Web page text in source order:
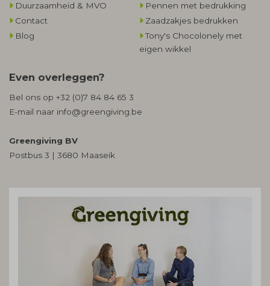
Duurzaamheid & MVO
Contact
Blog
Pennen met bedrukking
Zaadzakjes bedrukken
Tony's Chocolonely met
eigen wikkel
Even overleggen?
Bel ons op +32 (0)7 84 84 65 3
E-mail naar info@greengiving.be
Greengiving BV
Postbus 3 | 3680 Maaseik